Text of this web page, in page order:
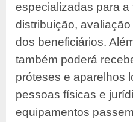
especializadas para a
distribuição,
dos beneficiários.
também poderá
próteses e aparelhos
pessoas físicas e
equipamentos